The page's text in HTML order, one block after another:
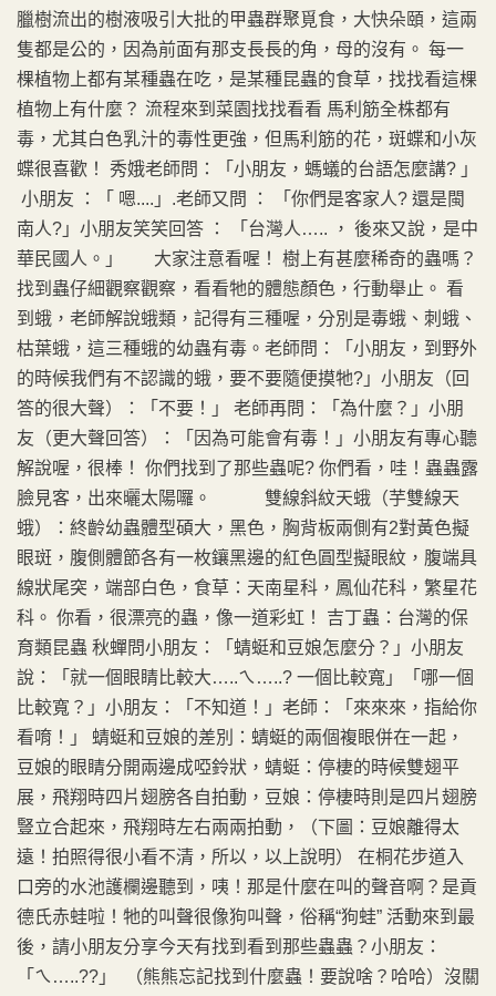
臘樹流出的樹液吸引大批的甲蟲群聚覓食，大快朵頤，這兩
隻都是公的，因為前面有那支長長的角，母的沒有。 每一
棵植物上都有某種蟲在吃，是某種昆蟲的食草，找找看這棵
植物上有什麼？ 流程來到菜園找找看看 馬利筋全株都有
毒，尤其白色乳汁的毒性更強，但馬利筋的花，斑蝶和小灰
蝶很喜歡！ 秀娥老師問：「小朋友，螞蟻的台語怎麼講? 」
小朋友 ：「 嗯....」.老師又問 ： 「你們是客家人? 還是閩
南人?」小朋友笑笑回答 ： 「台灣人….. ， 後來又說，是中
華民國人。」 大家注意看喔！ 樹上有甚麼稀奇的蟲嗎？
找到蟲仔細觀察觀察，看看牠的體態顏色，行動舉止。 看
到蛾，老師解說蛾類，記得有三種喔，分別是毒蛾、刺蛾、
枯葉蛾，這三種蛾的幼蟲有毒。老師問：「小朋友，到野外
的時候我們有不認識的蛾，要不要隨便摸牠?」小朋友（回
答的很大聲）：「不要！」 老師再問：「為什麼？」小朋
友（更大聲回答）：「因為可能會有毒！」小朋友有專心聽
解說喔，很棒！ 你們找到了那些蟲呢? 你們看，哇！蟲蟲露
臉見客，出來曬太陽囉。 雙線斜紋天蛾（芋雙線天
蛾）：終齡幼蟲體型碩大，黑色，胸背板兩側有2對黃色擬
眼斑，腹側體節各有一枚鑲黑邊的紅色圓型擬眼紋，腹端具
線狀尾突，端部白色，食草：天南星科，鳳仙花科，繁星花
科。 你看，很漂亮的蟲，像一道彩虹！ 吉丁蟲：台灣的保
育類昆蟲 秋蟬問小朋友：「蜻蜓和豆娘怎麼分？」小朋友
說：「就一個眼睛比較大…..ㄟ…..? 一個比較寬」「哪一個
比較寬？」小朋友：「不知道！」老師：「來來來，指給你
看唷！」 蜻蜓和豆娘的差別：蜻蜓的兩個複眼併在一起，
豆娘的眼睛分開兩邊成啞鈴狀，蜻蜓：停棲的時候雙翅平
展，飛翔時四片翅膀各自拍動，豆娘：停棲時則是四片翅膀
豎立合起來，飛翔時左右兩兩拍動，（下圖：豆娘離得太
遠！拍照得很小看不清，所以，以上說明） 在桐花步道入
口旁的水池護欄邊聽到，咦！那是什麼在叫的聲音啊？是貢
德氏赤蛙啦！牠的叫聲很像狗叫聲，俗稱“狗蛙” 活動來到最
後，請小朋友分享今天有找到看到那些蟲蟲？小朋友：
「ㄟ…..??」 （熊熊忘記找到什麼蟲！要說啥？哈哈）沒關